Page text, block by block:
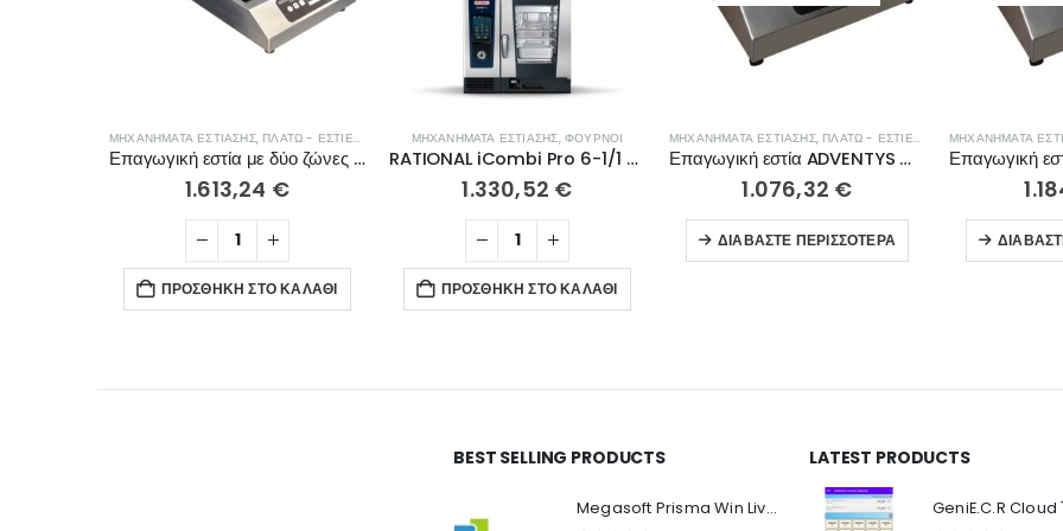
ΜΗΧΑΝΉΜΑΤΑ ΕΣΤΊΑΣΗΣ, ΠΛΑΤΏ - ΕΣΤΊΕΣ ΨΗΣΊΜΑΤΟΣ
Επαγωγική εστία με δύο ζώνες ADVENTYS GLN2 3000 F
1.613,24 €
ΠΡΟΣΘΉΚΗ ΣΤΟ ΚΑΛΆΘΙ
ΜΗΧΑΝΉΜΑΤΑ ΕΣΤΊΑΣΗΣ, ΦΟΎΡΝΟΙ
RATIONAL iCombi Pro 6-1/1 ηλεκτρικός CB1ERRA.0001238
1.330,52 €
ΠΡΟΣΘΉΚΗ ΣΤΟ ΚΑΛΆΘΙ
ΜΗΧΑΝΉΜΑΤΑ ΕΣΤΊΑΣΗΣ, ΠΛΑΤΏ - ΕΣΤΊΕΣ ΨΗΣΊΜΑΤΟΣ
Επαγωγική εστία ADVENTYS GLN 3000
1.076,32 €
ΔΙΑΒΆΣΤΕ ΠΕΡΙΣΣΌΤΕΡΑ
ΜΗΧΑΝΉΜΑΤΑ
BEST SELLING PRODUCTS
Megasoft Prisma Win Live Viewer
LATEST PRODUCTS
Ο Λογαριασμός μου